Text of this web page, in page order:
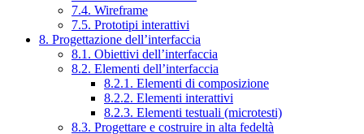
7.4. Wireframe
7.5. Prototipi interattivi
8. Progettazione dell’interfaccia
8.1. Obiettivi dell’interfaccia
8.2. Elementi dell’interfaccia
8.2.1. Elementi di composizione
8.2.2. Elementi interattivi
8.2.3. Elementi testuali (microtesti)
8.3. Progettare e costruire in alta fedeltà